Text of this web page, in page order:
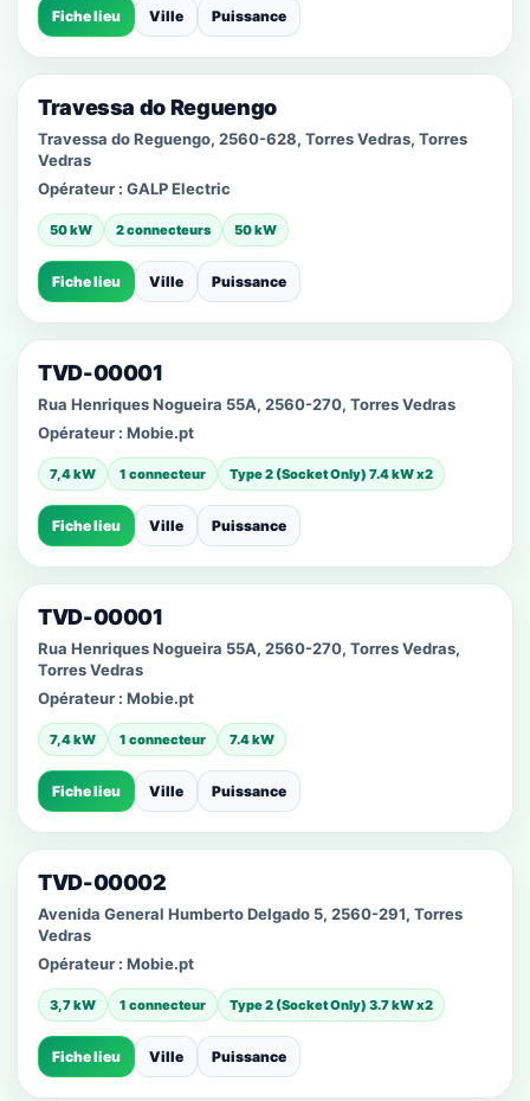
Fiche lieu Ville Puissance
Travessa do Reguengo
Travessa do Reguengo, 2560-628, Torres Vedras, Torres
Vedras
Opérateur : GALP Electric
50 kW 2 connecteurs 50 kW
Fiche lieu Ville Puissance
TVD-00001
Rua Henriques Nogueira 55A, 2560-270, Torres Vedras
Opérateur : Mobie.pt
7,4 kW 1 connecteur Type 2 (Socket Only) 7.4 kW x2
Fiche lieu Ville Puissance
TVD-00001
Rua Henriques Nogueira 55A, 2560-270, Torres Vedras,
Torres Vedras
Opérateur : Mobie.pt
7,4 kW 1 connecteur 7.4 kW
Fiche lieu Ville Puissance
TVD-00002
Avenida General Humberto Delgado 5, 2560-291, Torres
Vedras
Opérateur : Mobie.pt
3,7 kW 1 connecteur Type 2 (Socket Only) 3.7 kW x2
Fiche lieu Ville Puissance